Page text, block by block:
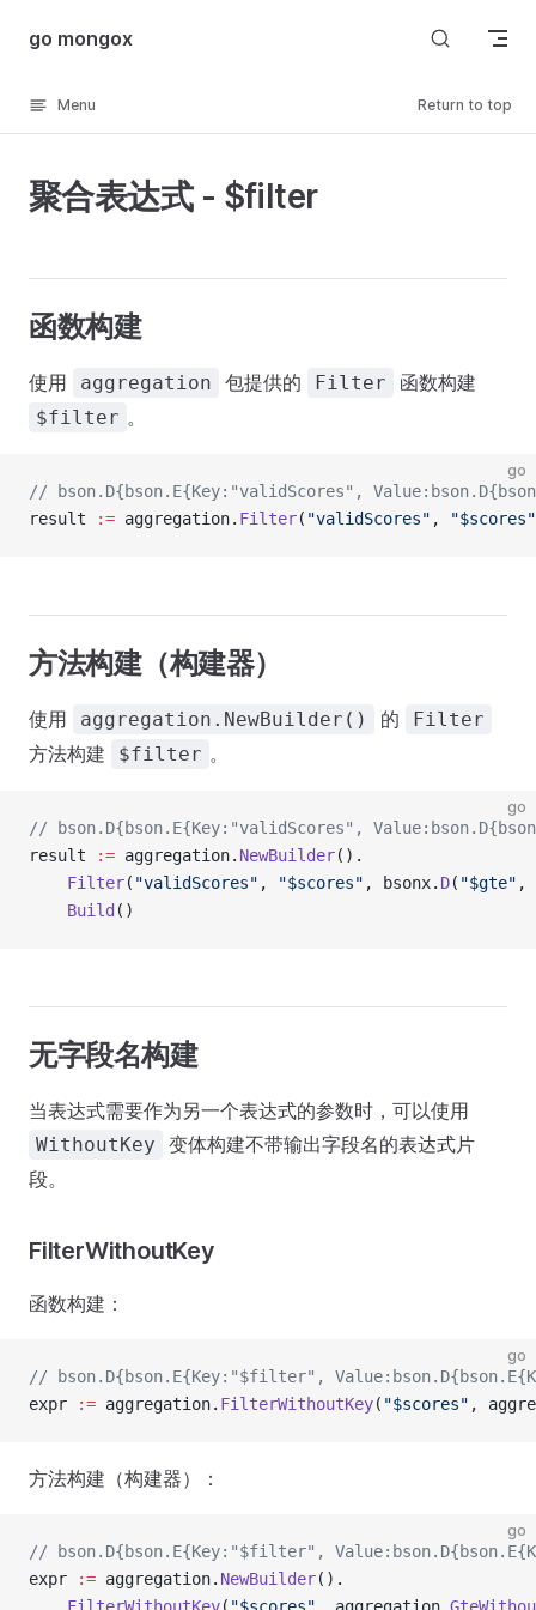
Skip to content
go mongox
Menu Return to top
聚合表达式 - $filter
函数构建
使用 aggregation 包提供的 Filter 函数构建
$filter 。
go
// bson.D{bson.E{Key:"validScores",
result
:= aggregation. Filter( "validScores" , "$scores"
方法构建（构建器）
使用 aggregation.NewBuilder() 的 Filter
方法构建 $filter 。
go
// bson.D{bson.E{Key:"validScores",
result
:= aggregation. NewBuilder().
    Filter
( "validScores" , "$scores" , bsonx. D( "$gte" ,
    Build
()
无字段名构建
当表达式需要作为另一个表达式的参数时，可以使用
WithoutKey
变体构建不带输出字段名的表达式片
段。
FilterWithoutKey
函数构建：
go
// bson.D{bson.E{Key:"$filter",
expr
:= aggregation. FilterWithoutKey( "$scores" ,
方法构建（构建器）：
go
// bson.D{bson.E{Key:"$filter",
expr
:= aggregation. NewBuilder().